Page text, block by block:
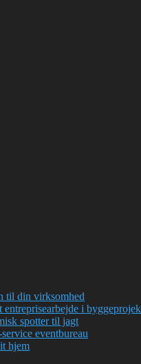
til din virksomhed
i
spotter til jagt
eventbureau
hjem